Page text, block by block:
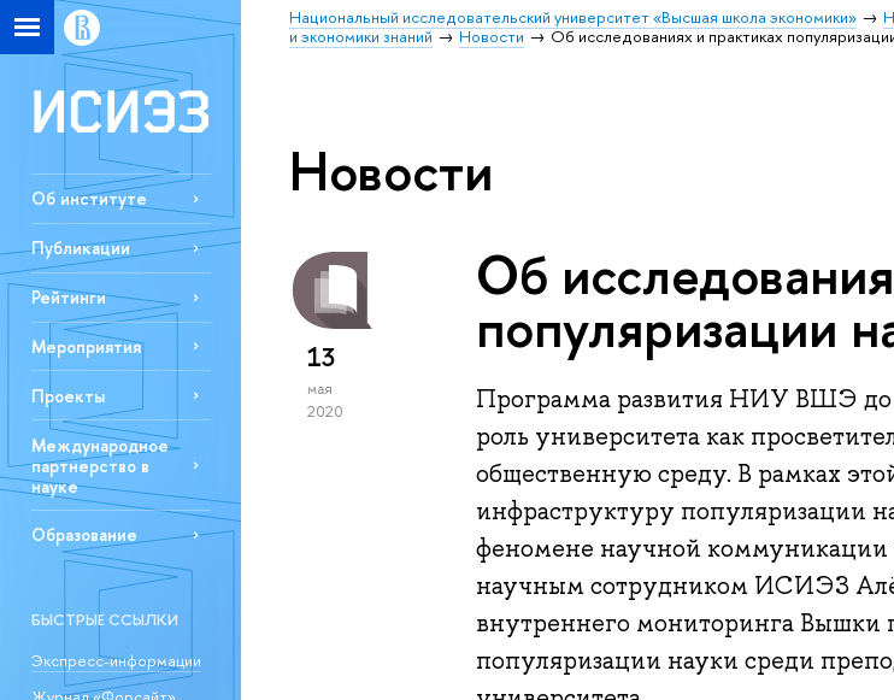
Национальный исследовательский университет «Высшая школа экономики»
и экономики знаний
Новости Об исследованиях и практиках
Об институте
Публикации
Рейтинги
Мероприятия
Проекты
Международное
партнерство в
науке
Образование
БЫСТРЫЕ ССЫЛКИ
Экспресс-информации
Новости
13
мая
2020
Об
популяризации
Программа развития НИУ ВШЭ до
роль университета как
общественную среду. В рамках
инфраструктуру популяризации
феномене научной коммуникации
научным сотрудником ИСИЭЗ
внутреннего мониторинга Вышки
популяризации науки среди